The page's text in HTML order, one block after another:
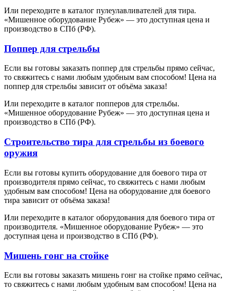
Или переходите в каталог пулеулавливателей для тира.
«Мишенное оборудование Рубеж» — это доступная цена и
производство в СПб (РФ).
Поппер для стрельбы
Если вы готовы заказать поппер для стрельбы прямо сейчас,
то свяжитесь с нами любым удобным вам способом! Цена на
поппер для стрельбы зависит от объёма заказа!
Или переходите в каталог попперов для стрельбы.
«Мишенное оборудование Рубеж» — это доступная цена и
производство в СПб (РФ).
Строительство тира для стрельбы из боевого
оружия
Если вы готовы купить оборудование для боевого тира от
производителя прямо сейчас, то свяжитесь с нами любым
удобным вам способом! Цена на оборудование для боевого
тира зависит от объёма заказа!
Или переходите в каталог оборудования для боевого тира от
производителя. «Мишенное оборудование Рубеж» — это
доступная цена и производство в СПб (РФ).
Мишень гонг на стойке
Если вы готовы заказать мишень гонг на стойке прямо сейчас,
то свяжитесь с нами любым удобным вам способом! Цена на